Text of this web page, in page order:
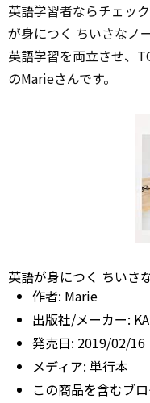
英語学習者ならチェッ
が身につく ちいさなノ
英語学習を両立させ、
のMarieさんです。
英語が身につく ちいさ
作者: Marie
出版社/メーカー:
発売日: 2019/02/16
メディア: 単行本
この商品を含むブ